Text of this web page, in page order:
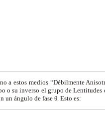
a estos medios “Débilmente
o su inverso el grupo de Lentitudes
un ángulo de fase θ. Esto es: